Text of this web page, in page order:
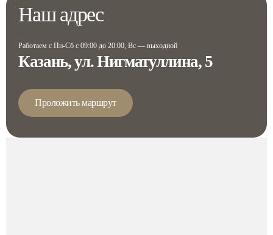
Наш адрес
Работаем с Пн-Сб с 09:00 до 20:00, Вс — выходной
Казань, ул. Нигматуллина, 5
Проложить маршрут